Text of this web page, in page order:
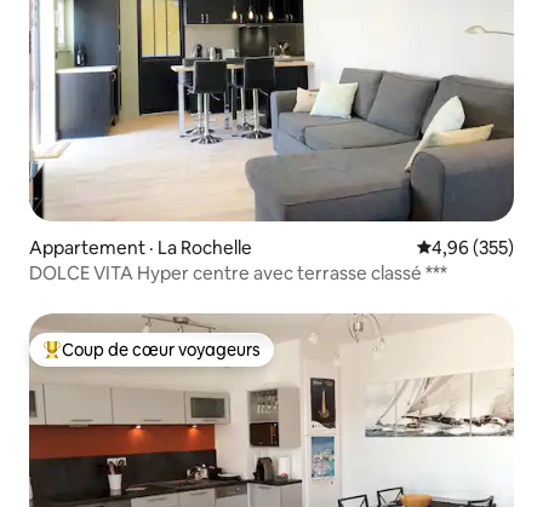
Appartement · La Rochelle Note
4,96 (355)
DOLCE VITA Hyper centre avec terrasse classé ***
Coup de cœur voyageurs parmi les plus aimés
Coup de cœur voyageurs